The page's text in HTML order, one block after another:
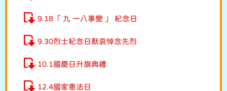
9.18「 九 一八事變 」 紀念日
9.30烈士紀念日默哀悼念先烈
10.1國慶日升旗典禮
12.4國家憲法日